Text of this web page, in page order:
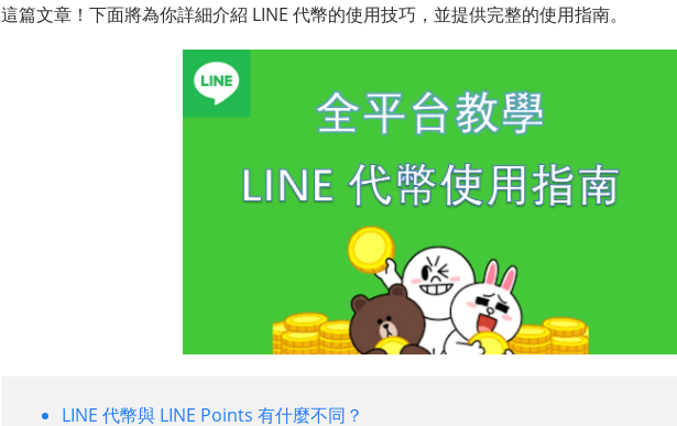
這篇文章！下面將為你詳細介紹 LINE 代幣的使用技巧，並提供完整的使用指南。
LINE 代幣與 LINE Points 有什麼不同？